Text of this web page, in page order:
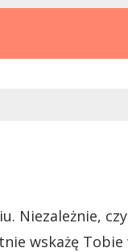
Niezależnie,
wskażę Tobie